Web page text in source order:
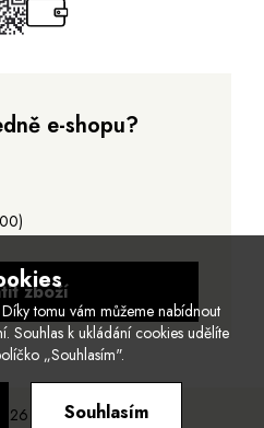
e-shopu?
zboží
Kara.
tomu vám můžeme nabídnout
Souhlas k ukládání cookies udělíte
„Souhlasím".
Souhlasím